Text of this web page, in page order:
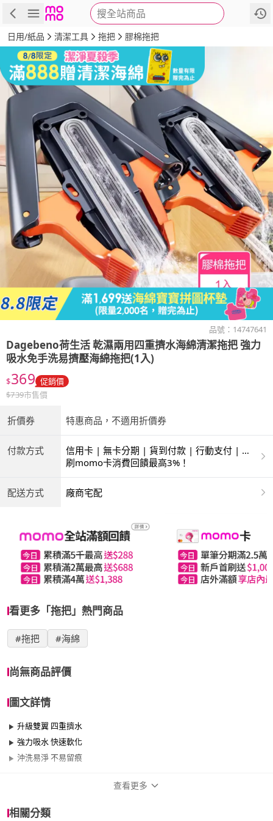
搜全站商品
商品 評價 詳情
日用/紙品 清潔工具 拖把 膠棉拖把
品號： 14747641
Dagebeno荷生活乾濕兩用四重擠水海綿清潔拖把 強力
吸水免手洗易擠壓海綿拖把(1入)
$369 促銷價
$739市售價
折價券 特惠商品，不適用折價券
付款方式
信用卡 | 無卡分期 | 貨到付款 | 行動支付 | 超
商付款 | ATM | 銀聯卡
刷momo卡消費回饋最高3%！
配送方式 廠商宅配
看更多「拖把」熱門商品
#拖把 #海綿
尚無商品評價
圖文詳情
升級雙翼 四重擠水
強力吸水 快速軟化
沖洗易淨 不易留痕
查看更多
相關分類